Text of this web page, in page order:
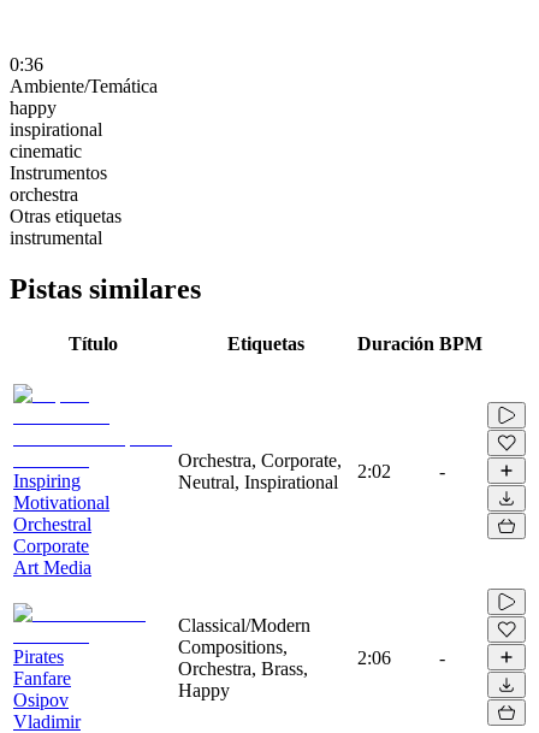
0:36
Ambiente/Temática
happy
inspirational
cinematic
Instrumentos
orchestra
Otras etiquetas
instrumental
Pistas similares
Título Etiquetas Duración BPM
Inspiring
Motivational
Orchestral
Corporate
Art Media
Orchestra, Corporate,
Neutral, Inspirational
2:02 -
Pirates
Fanfare
Osipov
Vladimir
Classical/Modern
Compositions,
Orchestra, Brass,
Happy
2:06 -